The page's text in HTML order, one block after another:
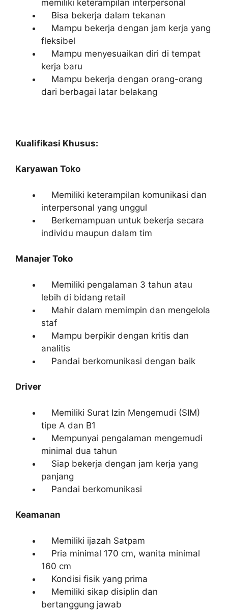
memiliki keterampilan interpersonal
Bisa bekerja dalam tekanan
Mampu bekerja dengan jam kerja yang
fleksibel
Mampu menyesuaikan diri di tempat
kerja baru
Mampu bekerja dengan orang-orang
dari berbagai latar belakang
Kualifikasi Khusus:
Karyawan Toko
Memiliki keterampilan komunikasi dan
interpersonal yang unggul
Berkemampuan untuk bekerja secara
individu maupun dalam tim
Manajer Toko
Memiliki pengalaman 3 tahun atau
lebih di bidang retail
Mahir dalam memimpin dan mengelola
staf
Mampu berpikir dengan kritis dan
analitis
Pandai berkomunikasi dengan baik
Driver
Memiliki Surat Izin Mengemudi (SIM)
tipe A dan B1
Mempunyai pengalaman mengemudi
minimal dua tahun
Siap bekerja dengan jam kerja yang
panjang
Pandai berkomunikasi
Keamanan
Memiliki ijazah Satpam
Pria minimal 170 cm, wanita minimal
160 cm
Kondisi fisik yang prima
Memiliki sikap disiplin dan
bertanggung jawab